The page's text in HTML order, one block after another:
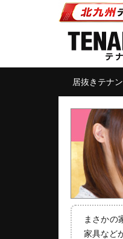
居抜きテナ
まさかの
家具など